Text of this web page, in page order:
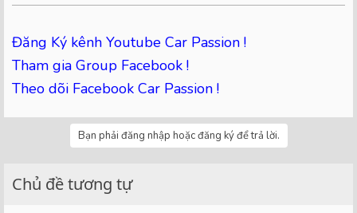
Đăng Ký kênh Youtube Car Passion !
Tham gia Group Facebook !
Theo dõi Facebook Car Passion !
Bạn phải đăng nhập hoặc đăng ký để trả lời.
Chủ đề tương tự